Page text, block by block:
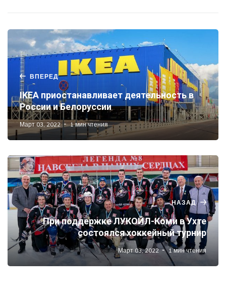
ВПЕРЕД
IKEA приостанавливает деятельность в
России и Белоруссии
Март 03, 2022 1 мин чтения
НАЗАД
При поддержке ЛУКОЙЛ-Коми в Ухте
состоялся хоккейный турнир
Март 03, 2022 1 мин чтения